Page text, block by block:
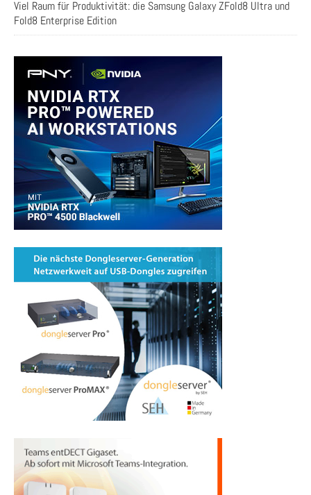
Viel Raum für Produktivität: die Samsung Galaxy ZFold8 Ultra und
Fold8 Enterprise Edition